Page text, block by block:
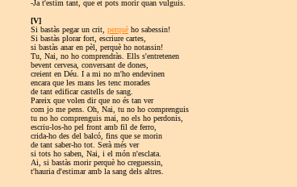
-Ja t'estim tant, que et pots morir quan vulguis.
[V]
Si bastàs pegar un crit, perquè ho sabessin!
Si bastàs plorar fort, escriure cartes,
si bastàs anar en pèl, perquè ho notassin!
Tu, Nai, no ho comprendràs. Ells s'entretenen
bevent cervesa, conversant de dones,
creient en Déu. I a mi no m'ho endevinen
encara que les mans les tenc morades
de tant edificar castells de sang.
Pareix que volen dir que no és tan ver
com jo me pens. Oh, Nai, tu no ho comprenguis
tu no ho comprenguis mai, no els ho perdonis,
escriu-los-ho pel front amb fil de ferro,
crida-ho des del balcó, fins que se morin
de tant saber-ho tot. Serà més ver
si tots ho saben, Nai, i el món n'esclata.
Ai, si bastàs morir perquè ho creguessin,
t'hauria d'estimar amb la sang dels altres.